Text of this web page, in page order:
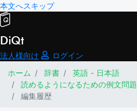
本文へスキップ
DiQt
法人様向け
ログイン
ホーム
辞書
英語 - 日本語
読めるようになるための例文問題
編集履歴